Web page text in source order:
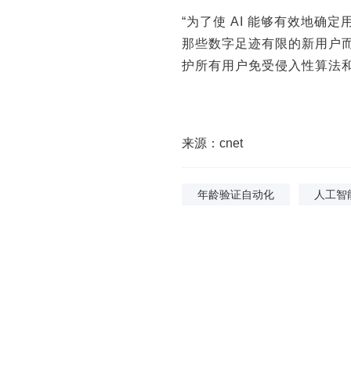
“为了使 AI 能够有效地确定
那些数字足迹有限的新用户
护所有用户免受侵入性算法
来源：cnet
年龄验证自动化 人工智